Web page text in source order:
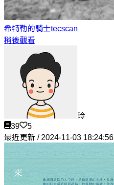
希特勒的騎士tecscan
稍後觀看
玲
39
5
最近更新 / 2024-11-03 18:24:56